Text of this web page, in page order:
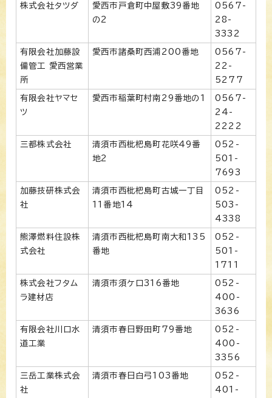
株式会社タツダ
愛西市戸倉町中屋敷39番地
の2
0567-
28-
3332
有限会社加藤設
備管工 愛西営業
所
愛西市諸桑町西浦200番地
0567-
22-
5277
有限会社ヤマセ
ツ
愛西市稲葉町村南29番地の1
0567-
24-
2222
三都株式会社
清須市西枇杷島町花咲49番
地2
052-
501-
7693
加藤技研株式会
社
清須市西枇杷島町古城一丁目
11番地14
052-
503-
4338
熊澤燃料住設株
式会社
清須市西枇杷島町南大和135
番地
052-
501-
1711
株式会社フタム
ラ建材店
清須市須ケ口316番地
052-
400-
3636
有限会社川口水
道工業
清須市春日野田町79番地
052-
400-
3356
三岳工業株式会
社
清須市春日白弓103番地
052-
401-